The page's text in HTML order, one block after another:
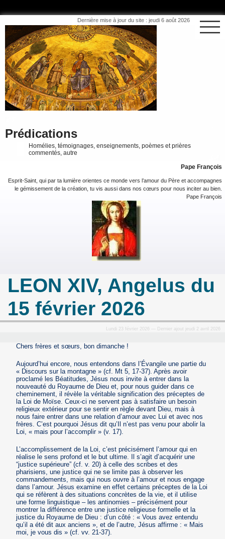
Dernière mise à jour du site : jeudi 6 août 2026
Prédications
Homélies, témoignages, enseignements, poèmes et prières
commentés, autre
Pape François
Esprit-Saint, qui par ta lumière orientes ce monde vers l’amour du Père et accompagnes
le gémissement de la création, tu vis aussi dans nos cœurs pour nous inciter au bien.
Pape François
LEON XIV, Angelus du
15 février 2026
Lundi 23 février 2026 — Dernier ajout jeudi 2 avril 2026
Chers frères et sœurs, bon dimanche !
Aujourd’hui encore, nous entendons dans l’Évangile une partie du
« Discours sur la montagne » (cf. Mt 5, 17-37). Après avoir
proclamé les Béatitudes, Jésus nous invite à entrer dans la
nouveauté du Royaume de Dieu et, pour nous guider dans ce
cheminement, il révèle la véritable signification des préceptes de
la Loi de Moïse. Ceux-ci ne servent pas à satisfaire un besoin
religieux extérieur pour se sentir en règle devant Dieu, mais à
nous faire entrer dans une relation d’amour avec Lui et avec nos
frères. C’est pourquoi Jésus dit qu’Il n’est pas venu pour abolir la
Loi, « mais pour l’accomplir » (v. 17).
L’accomplissement de la Loi, c’est précisément l’amour qui en
réalise le sens profond et le but ultime. Il s’agit d’acquérir une
“justice supérieure” (cf. v. 20) à celle des scribes et des
pharisiens, une justice qui ne se limite pas à observer les
commandements, mais qui nous ouvre à l’amour et nous engage
dans l’amour. Jésus examine en effet certains préceptes de la Loi
qui se réfèrent à des situations concrètes de la vie, et il utilise
une forme linguistique – les antinomies – précisément pour
montrer la différence entre une justice religieuse formelle et la
justice du Royaume de Dieu : d’un côté : « Vous avez entendu
qu’il a été dit aux anciens », et de l’autre, Jésus affirme : « Mais
moi, je vous dis » (cf. vv. 21-37).